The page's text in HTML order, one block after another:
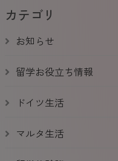
カテゴリ
お知らせ
留学お役立ち情報
ドイツ生活
マルタ生活